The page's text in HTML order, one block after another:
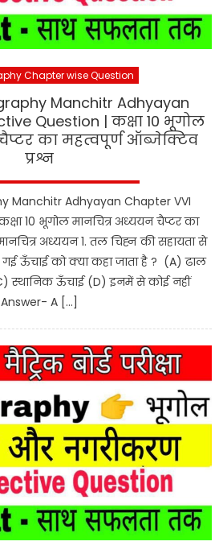
Chapter wise Question
Manchitr Adhyayan
Question | कक्षा 10 भूगोल
का महत्वपूर्ण ऑब्जेक्टिव
प्रश्न
Manchitr Adhyayan Chapter VVI
10 भूगोल मानचित्र अध्ययन चैप्टर का
अध्ययन 1. तल चिह्न की सहायता से
गई ऊँचाई को क्या कहा जाता है ? (A) ढाल
स्थानिक ऊँचाई (D) इनमें से कोई नहीं
Answer- A […]